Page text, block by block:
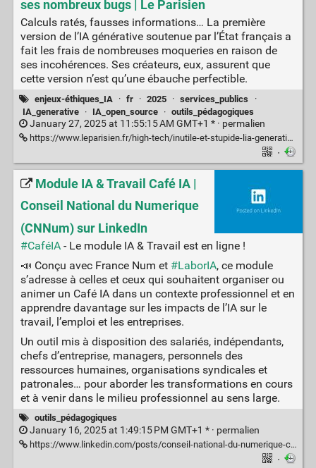
ses nombreux bugs | Le Parisien
Calculs ratés, fausses informations… La première
version de l’IA générative soutenue par l’État français a
fait les frais de nombreuses moqueries en raison de
ses incohérences. Ses créateurs, eux, assurent que
cette version n’est qu’une ébauche perfectible.
enjeux-éthiques_IA · fr · 2025 · services_publics
·
IA_generative
· IA_open_source · outils_pédagogiques
January 27, 2025 at 11:55:15 AM GMT+1 * · permalien
https://www.leparisien.fr/high-tech/inutile-et-stupide-lia-generative-francaise-lucie-soutenue-par-letat-moquee-pour-ses-nombreux-bugs-25-01-2025-7OSJLUQDK5CL3BJFEHVXPB5Z74.php
·
Module IA & Travail Café IA |
Conseil National du Numerique
(CNNum) sur LinkedIn
#CaféIA- Le module IA & Travail est en ligne !
📣 Conçu avec France Num et #LaborIA, ce module
s’adresse à celles et ceux qui souhaitent organiser ou
animer un Café IA dans un contexte professionnel et en
apprendre davantage sur les impacts de l’IA sur le
travail, l’emploi et les entreprises.
Un outil mis à disposition des salariés, indépendants,
chefs d’entreprise, managers, personnels des
ressources humaines, organisations syndicales et
patronales… pour aborder les transformations en cours
et à venir dans le milieu professionnel au sens large.
outils_pédagogiques
January 16, 2025 at 1:49:15 PM GMT+1 * · permalien
https://www.linkedin.com/posts/conseil-national-du-numerique-cnnum-_module-ia-travail-caf%C3%A9-ia-ugcPost-7285308270703964160-BRGO
·